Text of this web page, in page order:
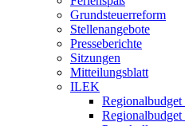
Grundsteuerreform
Stellenangebote
Presseberichte
Sitzungen
Mitteilungsblatt
ILEK
Regionalbudget
Regionalbudget